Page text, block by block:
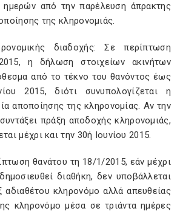
ημερών από την παρέλευση άπρακτης
της κληρονομιάς.
διαδοχής: Σε περίπτωση
η δήλωση στοιχείων ακινήτων
από το τέκνο του θανόντος έως
2015, διότι συνυπολογίζεται η
αποποίησης της κληρονομίας. Αν την
πράξη αποδοχής κληρονομιάς,
μέχρι και την 30ή Ιουνίου 2015.
θανάτου τη 18/1/2015, εάν μέχρι
διαθήκη, δεν υποβάλλεται
κληρονόμο αλλά απευθείας
κληρονόμο μέσα σε τριάντα ημέρες